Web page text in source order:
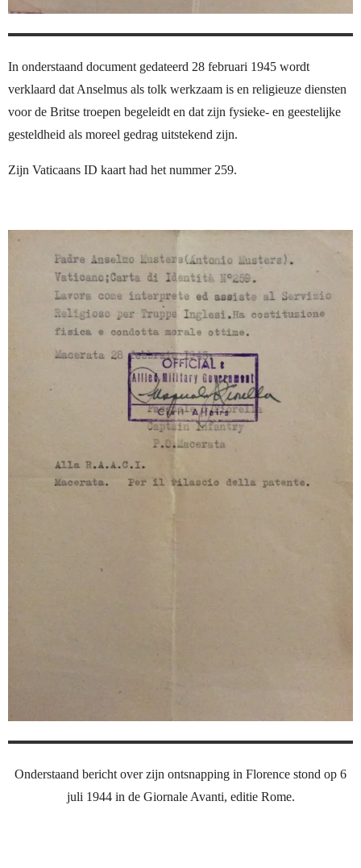
In onderstaand document gedateerd 28 februari 1945 wordt
verklaard dat Anselmus als tolk werkzaam is en religieuze diensten
voor de Britse troepen begeleidt en dat zijn fysieke- en geestelijke
gesteldheid als moreel gedrag uitstekend zijn.
Zijn Vaticaans ID kaart had het nummer 259.
Onderstaand bericht over zijn ontsnapping in Florence stond op 6
juli 1944 in de Giornale Avanti, editie Rome.